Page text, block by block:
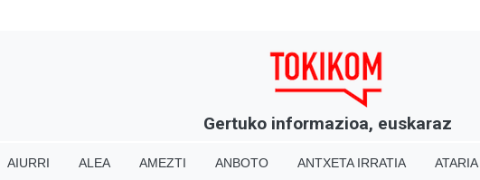
Gertuko informazioa, euskaraz
AIURRI ALEA AMEZTI ANBOTO ANTXETA IRRATIA ATARIA